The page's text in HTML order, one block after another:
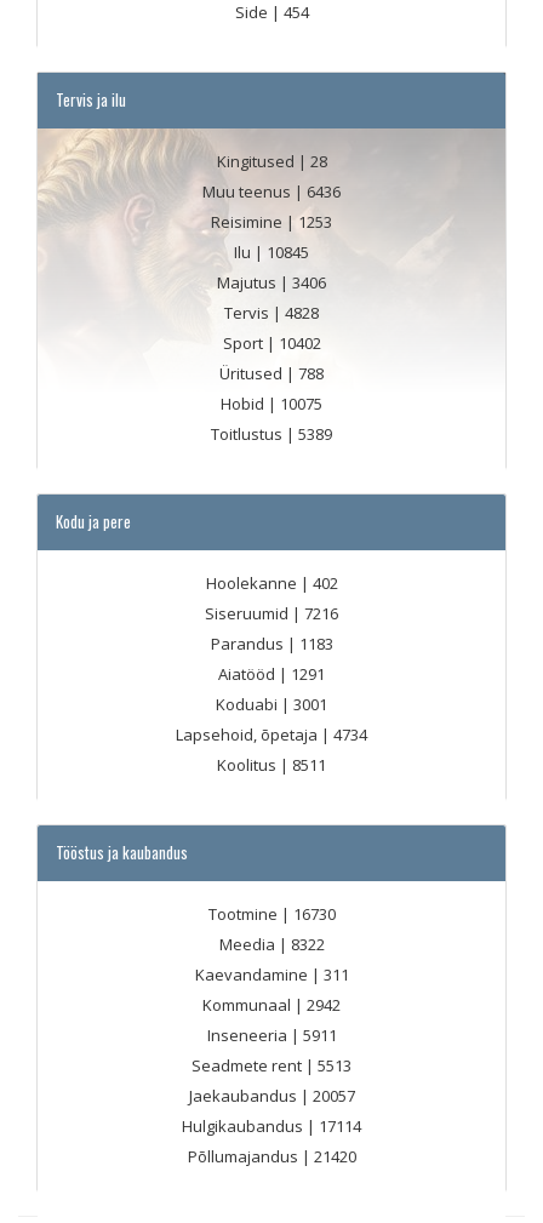
Side | 454
Tervis ja ilu
Kingitused | 28
Muu teenus | 6436
Reisimine | 1253
Ilu | 10845
Majutus | 3406
Tervis | 4828
Sport | 10402
Üritused | 788
Hobid | 10075
Toitlustus | 5389
Kodu ja pere
Hoolekanne | 402
Siseruumid | 7216
Parandus | 1183
Aiatööd | 1291
Koduabi | 3001
Lapsehoid, õpetaja | 4734
Koolitus | 8511
Tööstus ja kaubandus
Tootmine | 16730
Meedia | 8322
Kaevandamine | 311
Kommunaal | 2942
Inseneeria | 5911
Seadmete rent | 5513
Jaekaubandus | 20057
Hulgikaubandus | 17114
Põllumajandus | 21420